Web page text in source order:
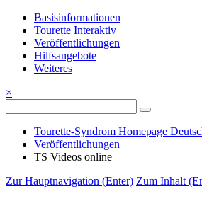
Basisinformationen
Tourette Interaktiv
Veröffentlichungen
Hilfsangebote
Weiteres
×
Tourette-Syndrom Homepage
Veröffentlichungen
TS Videos online
Zur Hauptnavigation (Enter) Zum Inhalt